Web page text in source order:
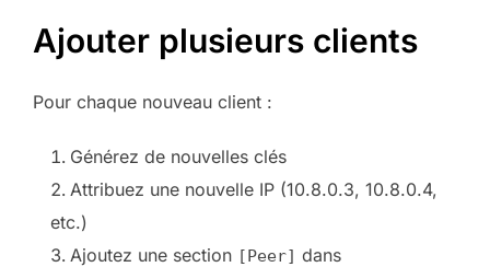
Ajouter plusieurs clients
Pour chaque nouveau client :
Générez de nouvelles clés
Attribuez une nouvelle IP (10.8.0.3, 10.8.0.4,
etc.)
Ajoutez une section [Peer] dans